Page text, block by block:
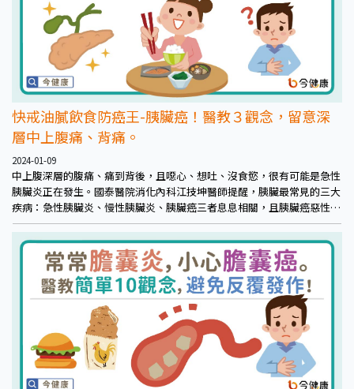
快戒油膩飲食防癌王-胰臟癌！醫教３觀念，留意深
層中上腹痛、背痛。
2024-01-09
中上腹深層的腹痛、痛到背後，且噁心、想吐、沒食慾，很有可能是急性
胰臟炎正在發生。國泰醫院消化內科江技坤醫師提醒，胰臟最常見的三大
疾病：急性胰臟炎、慢性胰臟炎、胰臟癌三者息息相關，且胰臟癌惡性度
高，呼籲盡早預防，並留意相關症狀。